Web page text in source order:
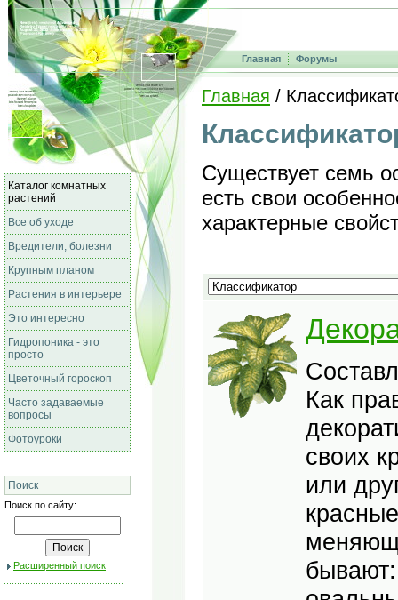
Главная Форумы
Каталог комнатных
растений
Все об уходе
Вредители, болезни
Крупным планом
Растения в интерьере
Это интересно
Гидропоника - это
просто
Цветочный гороскоп
Часто задаваемые
вопросы
Фотоуроки
Поиск
Поиск по сайту:
Расширенный поиск
Главная /
Существует семь
есть свои
характерные
Как
своих
или